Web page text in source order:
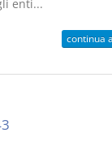
enti...
continua